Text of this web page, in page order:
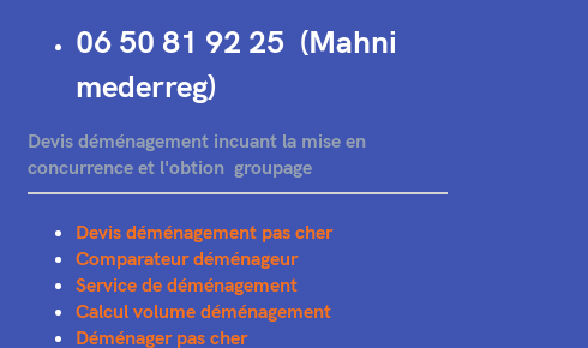
06 50 81 92 25 (Mahni
mederreg)
Devis déménagement incuant la mise en
concurrence et l'obtion groupage
Devis déménagement pas cher
Comparateur déménageur
Service de déménagement
Calcul volume déménagement
Déménager pas cher